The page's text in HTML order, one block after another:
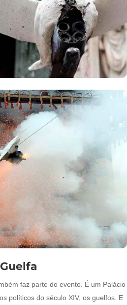
faz parte do evento. É um Palácio
políticos do século XIV, os guelfos. E